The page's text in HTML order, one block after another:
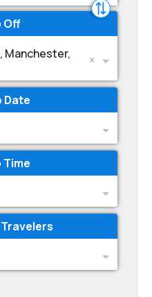
Off
Manchester,
Date
Time